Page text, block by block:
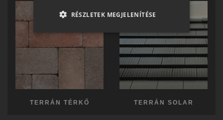
TERRÁN TÉRKŐ TERRÁN SOLAR
RO-HU
ITALIAN
RÉSZLETEK MEGJELENÍTÉSE